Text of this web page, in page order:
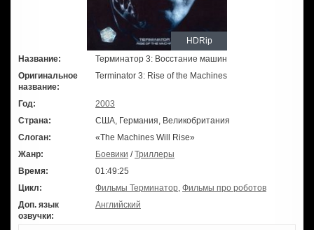
HDRip
Название:
Терминатор 3: Восстание машин
Оригинальное
название:
Terminator 3: Rise of the Machines
Год:
2003
Страна:
США, Германия, Великобритания
Слоган:
«The Machines Will Rise»
Жанр:
Боевики /Триллеры
Время:
01:49:25
Цикл:
Фильмы Терминатор Фильмы про роботов
Доп. язык
озвучки:
Английский